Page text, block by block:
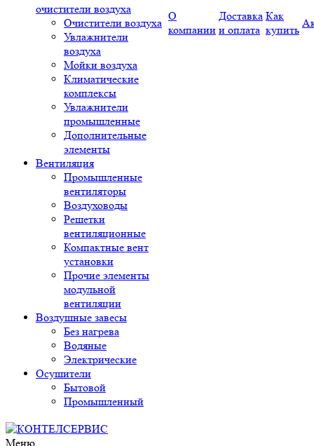
очистители воздуха
Очистители воздуха
Увлажнители
воздуха
Мойки воздуха
Климатические
комплексы
Увлажнители
промышленные
Дополнительные
элементы
Вентиляция
Промышленные
вентиляторы
Воздуховоды
Решетки
вентиляционные
Компактные вент
установки
Прочие элементы
модульной
вентиляции
Воздушные завесы
Без нагрева
Водяные
Электрические
Осушители
Бытовой
Промышленный
О
компании
Доставка
и оплата
Как
купить
Меню